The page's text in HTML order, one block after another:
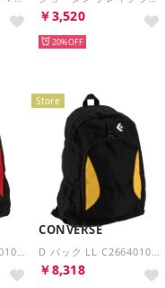
￥3,520
20%
D パック LL C2664010 （1964 ブラック×レッド）
Store
CONVERSE
D パック LL C2664010 （1953 ブラック×イエロー）
￥8,318